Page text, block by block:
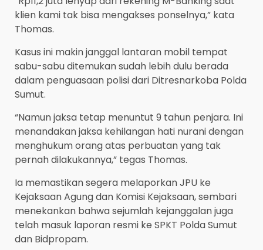
klien kami tak bisa mengakses ponselnya,” kata
Thomas.
Kasus ini makin janggal lantaran mobil tempat
sabu-sabu ditemukan sudah lebih dulu berada
dalam penguasaan polisi dari Ditresnarkoba Polda
Sumut.
“Namun jaksa tetap menuntut 9 tahun penjara. Ini
menandakan jaksa kehilangan hati nurani dengan
menghukum orang atas perbuatan yang tak
pernah dilakukannya,” tegas Thomas.
Ia memastikan segera melaporkan JPU ke
Kejaksaan Agung dan Komisi Kejaksaan, sembari
menekankan bahwa sejumlah kejanggalan juga
telah masuk laporan resmi ke SPKT Polda Sumut
dan Bidpropam.